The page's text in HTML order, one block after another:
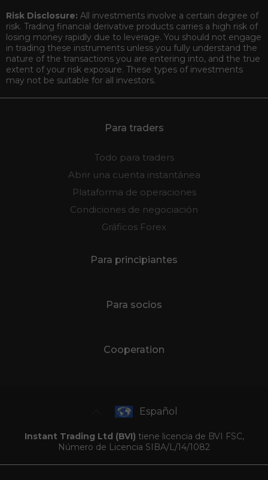
Risk Disclosure: All investments involve a certain degree of
risk. Trading financial derivative products carries a high risk of
losing money rapidly due to leverage. You should not engage
in trading these instruments unless you fully understand the
nature of the transactions you are entering into, and the true
extent of your risk exposure. These types of investments
may not be suitable for all investors.
Para traders
Todo para traders
Abrir una cuenta instantánea
Plataforma de operaciones
Condiciones de negociación
Gráficos Forex
Para principiantes
Para socios
Cooperation
Español
Instant Trading Ltd (BVI) tiene licencia de BVI FSC,
Número de Licencia SIBA/L/14/1082